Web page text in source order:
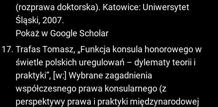
(rozprawa doktorska). Katowice: Uniwersytet
Śląski, 2007.
Pokaż w Google Scholar
Trafas Tomasz, „Funkcja konsula honorowego w
świetle polskich uregulowań – dylematy teorii i
praktyki”, [w:] Wybrane zagadnienia
współczesnego prawa konsularnego (z
perspektywy prawa i praktyki międzynarodowej